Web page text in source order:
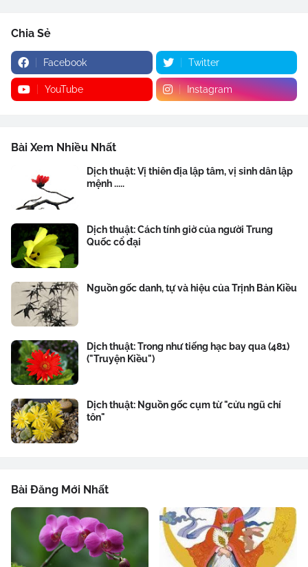
Chia Sẻ
Facebook Twitter
YouTube Instagram
Bài Xem Nhiều Nhất
Dịch thuật: Vị thiên địa lập tâm, vị sinh dân lập
mệnh .....
Dịch thuật: Cách tính giờ của người Trung
Quốc cổ đại
Nguồn gốc danh, tự và hiệu của Trịnh Bản Kiều
Dịch thuật: Trong như tiếng hạc bay qua (481)
("Truyện Kiều")
Dịch thuật: Nguồn gốc cụm từ "cửu ngũ chí
tôn"
Bài Đăng Mới Nhất